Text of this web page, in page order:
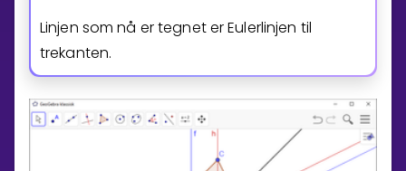
Linjen som nå er tegnet er Eulerlinjen til
trekanten.